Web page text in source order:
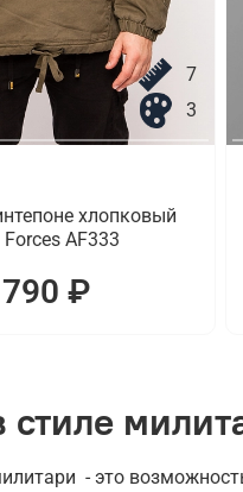
7
3
хлопковый
AF333
₽
стиле
- это